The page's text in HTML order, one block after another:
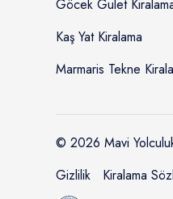
Göcek Gulet
Kaş Yat Kiralama
Marmaris Tekne
© 2026 Mavi
Gizlilik
Kiralama